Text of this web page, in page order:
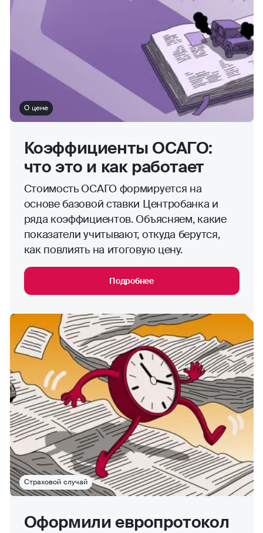
О цене
Коэффициенты ОСАГО:
что это и как работает
Стоимость ОСАГО формируется на
основе базовой ставки Центробанка и
ряда коэффициентов. Объясняем, какие
показатели учитывают, откуда берутся,
как повлиять на итоговую цену.
Подробнее
Страховой случай
Оформили европротокол